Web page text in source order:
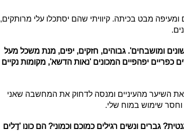
מבט בכיתה. קיוויתי שהם יסתכלו עלי מרותקים,
ומושבחים'. גבוהים, חזקים, יפים, מנת משכל מעל
כפריים יפהפיים המכונים 'נאות הדשא', מקומות נקיים
השיער מהעיניים ומנסה לדחוק את המחשבה שאני
שימוש במוח שלי.
גברים ונשים רגילים כמוכם וכמוני? הם כונו 'דַלים